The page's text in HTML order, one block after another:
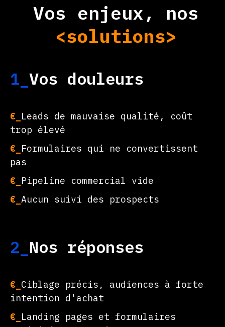
Vos enjeux, nos
<solutions>
1_ Vos douleurs
€_ Leads de mauvaise qualité, coût
trop élevé
€_ Formulaires qui ne convertissent
pas
€_ Pipeline commercial vide
€_ Aucun suivi des prospects
2_ Nos réponses
€_ Ciblage précis, audiences à forte
intention d'achat
€_ Landing pages et formulaires